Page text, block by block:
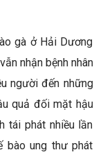
gà ở Hải Dương
nhận bệnh nhân
người đến những
quả đối mặt hậu
tái phát nhiều lần
bào ung thư phát